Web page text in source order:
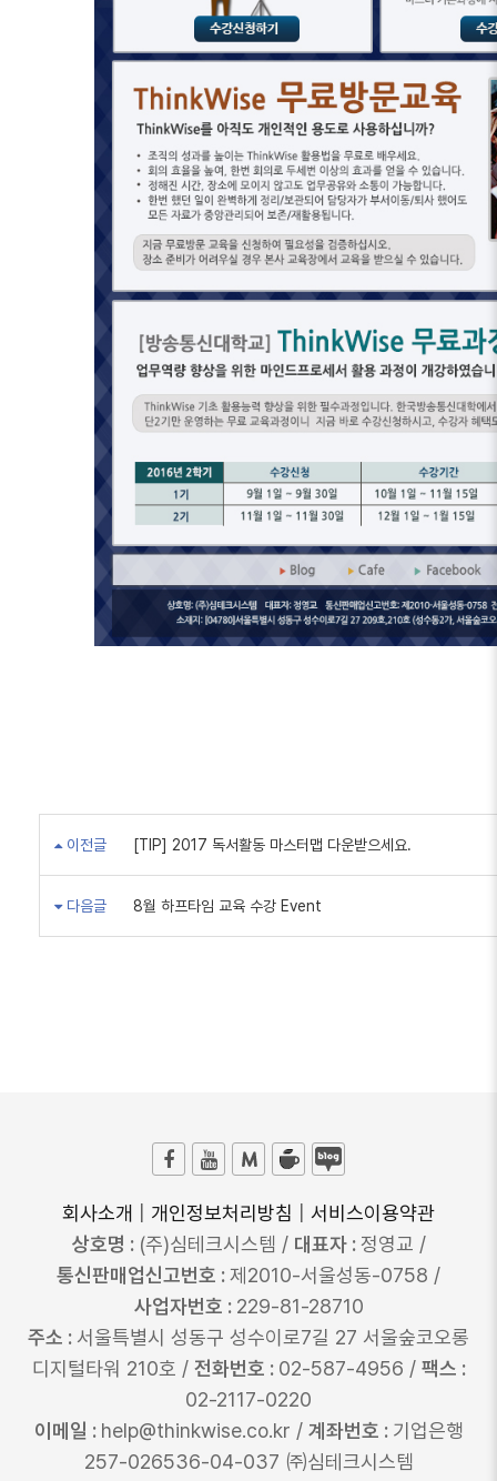
이전글 [TIP] 2017 독서활동 마스터맵 다운받으세요.
다음글 8월 하프타임 교육 수강 Event
회사소개 개인정보처리방침
서비스이용약관
상호명 : (주)심테크시스템 / 대표자 :정영교 /
통신판매업신고번호 :제2010-서울성동-0758 /
사업자번호 : 229-81-28710
주소 : 서울특별시 성동구 성수이로7길 27 서울숲코오롱
디지털타워 210호 / 전화번호 : 02-587-4956 / 팩스 :
02-2117-0220
이메일 : help@thinkwise.co.kr / 계좌번호 : 기업은행
257-026536-04-037 ㈜심테크시스템